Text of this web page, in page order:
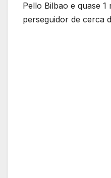
Pello Bilbao e quase
perseguidor de cerca